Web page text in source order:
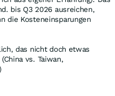
bis Q3 2026 ausreichen,
die Kosteneinsparungen
das nicht doch etwas
vs. Taiwan,